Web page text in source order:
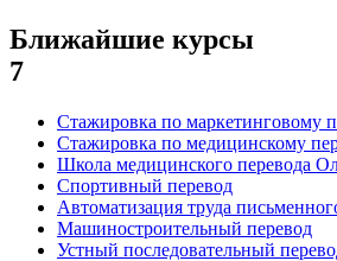
Ближайшие курсы
7
Стажировка по маркетинговому
Стажировка по медицинскому
Школа медицинского перевода
Спортивный перевод
Автоматизация труда
Машиностроительный перевод
Устный последовательный